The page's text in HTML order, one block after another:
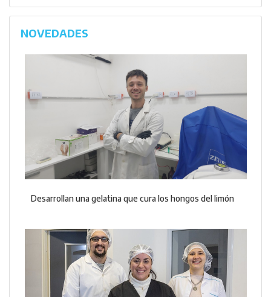
NOVEDADES
Desarrollan una gelatina que cura los hongos del limón